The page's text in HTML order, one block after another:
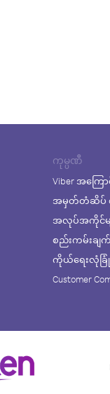
ကုမ္ပဏီ
Viber အကြော
အမှတ်တံဆိပ်
အလုပ်အကိုင်မျ
စည်းကမ်းချက်မ
ကိုယ်ရေးလုံခြုံ
Customer